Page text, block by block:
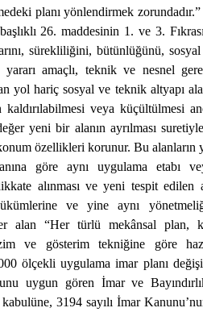
planı yönlendirmek
26. maddesinin 1. ve 3.
sürekliliğini, bütünlüğünü,
amaçlı, teknik ve nesnel
yol hariç sosyal ve teknik altyapı
kaldırılabilmesi veya küçültülmesi
yeni bir alanın ayrılması
özellikleri korunur. Bu alanların
göre aynı uygulama etabı
alınması ve yeni tespit edilen
ve yine aynı
alan “Her türlü mekânsal plan,
ve gösterim tekniğine göre
ölçekli uygulama imar planı
uygun gören İmar ve
3194 sayılı İmar